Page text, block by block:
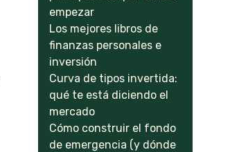
empezar
Los mejores libros de
finanzas personales e
inversión
Curva de tipos invertida:
qué te está diciendo el
mercado
Cómo construir el fondo
de emergencia (y dónde